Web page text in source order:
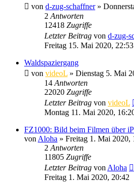
von d-zug-schaffner»
2 Antworten
12418 Zugriffe
Letzter Beitrag von d-zug-
Freitag 15. Mai 2020, 22:53
Waldspaziergang
von videoL » Dienstag 5. Mai
14 Antworten
22020 Zugriffe
Letzter Beitrag von videoL
Montag 11. Mai 2020,
FZ1000: Bild beim Filmen über
von Aloha » Freitag 1. Mai 2020,
2 Antworten
11805 Zugriffe
Letzter Beitrag von Aloha
Freitag 1. Mai 2020, 20:42